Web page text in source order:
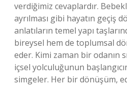
verdiğimiz cevaplardır.
ayrılması gibi hayatın geçiş
anlatıların temel yapı
bireysel hem de toplumsal
eder. Kimi zaman bir odanın
içsel yolculuğunun
simgeler. Her bir dönüşüm,